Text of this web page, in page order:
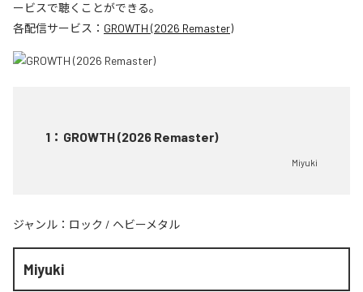
ービスで聴くことができる。
各配信サービス： GROWTH (2026 Remaster)
1 ： GROWTH (2026 Remaster)
Miyuki
ジャンル： ロック / ヘビーメタル
Miyuki